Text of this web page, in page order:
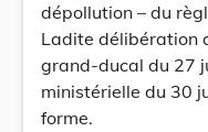
dépollution – du
Ladite délibération
grand-ducal du 27
ministérielle du 30
forme.